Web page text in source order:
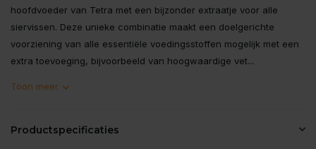
hoofdvoeder van Tetra met een bijzonder extraatje voor alle
siervissen. Deze unieke combinatie maakt een doelgerichte
voorziening van alle essentiële voedingsstoffen mogelijk met een
extra toevoeging, bijvoorbeeld van hoogwaardige vet...
Toon meer
Productspecificaties